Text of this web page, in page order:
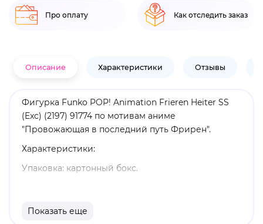
Про оплату Как отследить заказ
Описание Характеристики Отзывы
Фигурка Funko POP! Animation Frieren Heiter SS
(Exc) (2197) 91774 по мотивам аниме
"Провожающая в последний путь Фрирен".
Характеристики:
Упаковка: картонный бокс.
Материал: винил.
Показать еще